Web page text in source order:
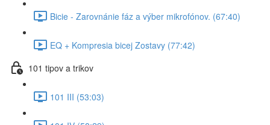
Bicie - Zarovnánie fáz a výber mikrofónov. (67:40)
EQ + Kompresia bicej Zostavy (77:42)
101 tipov a trikov
101 III (53:03)